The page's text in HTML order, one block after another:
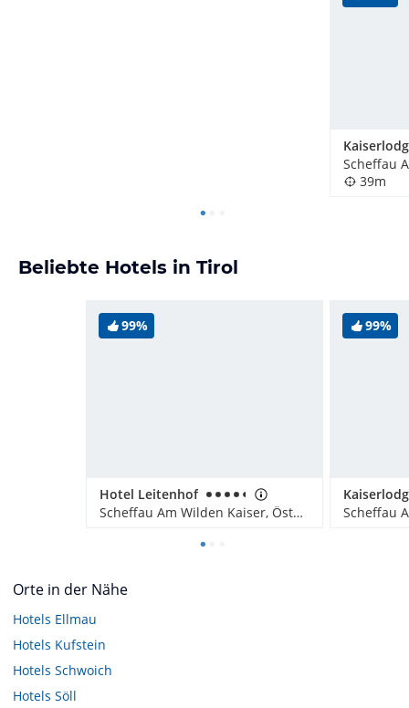
39m
Beliebte Hotels in Tirol
99%
Hotel Leitenhof
Scheffau Am Wilden Kaiser, Österreich
99%
Orte in der Nähe
Hotels Ellmau
Hotels Kufstein
Hotels Schwoich
Hotels Söll